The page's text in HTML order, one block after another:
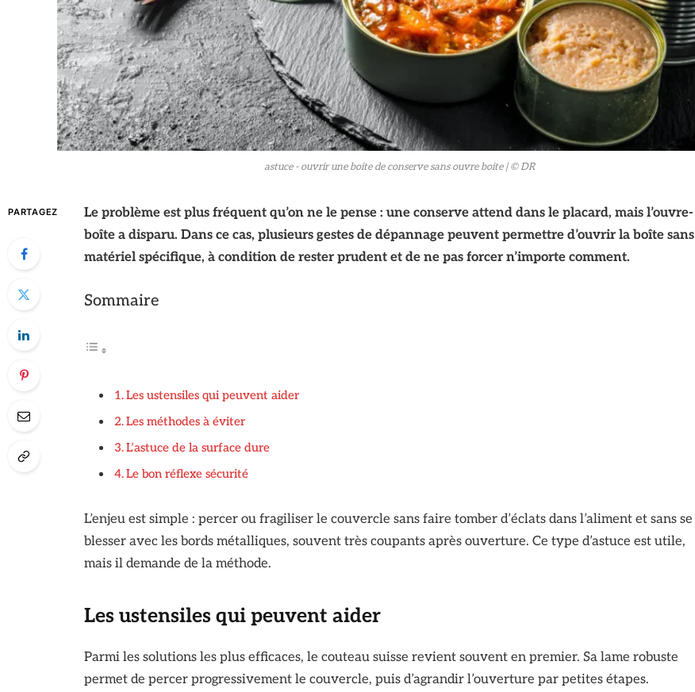
astuce - ouvrir une boite de conserve sans ouvre boite | © DR
PARTAGEZ
Le problème est plus fréquent qu’on ne le pense : une conserve attend dans le placard, mais l’ouvre-
boîte a disparu. Dans ce cas, plusieurs gestes de dépannage peuvent permettre d’ouvrir la boîte sans
matériel spécifique, à condition de rester prudent et de ne pas forcer n’importe comment.
Sommaire
Les ustensiles qui peuvent aider
Les méthodes à éviter
L’astuce de la surface dure
Le bon réflexe sécurité
L’enjeu est simple : percer ou fragiliser le couvercle sans faire tomber d’éclats dans l’aliment et sans se
blesser avec les bords métalliques, souvent très coupants après ouverture. Ce type d’astuce est utile,
mais il demande de la méthode.
Les ustensiles qui peuvent aider
Parmi les solutions les plus efficaces, le couteau suisse revient souvent en premier. Sa lame robuste
permet de percer progressivement le couvercle, puis d’agrandir l’ouverture par petites étapes.